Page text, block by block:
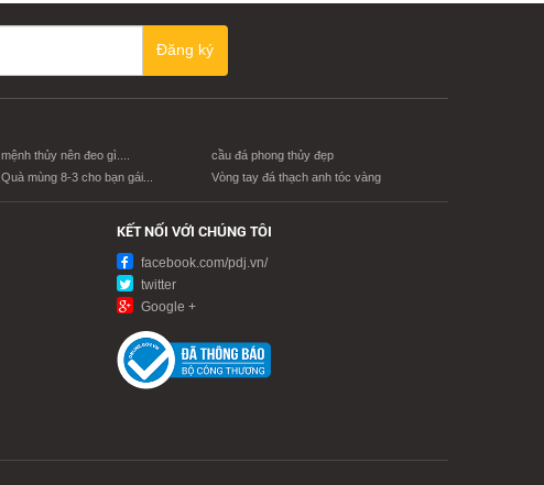
Đăng ký
mệnh thủy nên đeo gì....
cầu đá phong thủy đẹp
Quà mùng 8-3 cho bạn gái... Vòng tay đá thạch anh tóc vàng
KẾT NỐI VỚI CHÚNG TÔI
facebook.com/pdj.vn/
twitter
Google +